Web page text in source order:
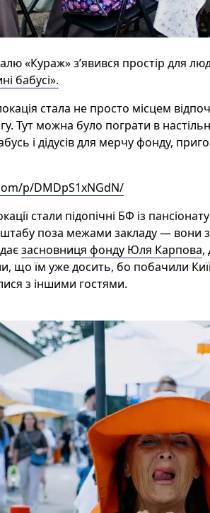
«Кураж» з’явився простір для
бабусі».
стала не просто місцем
Тут можна було пограти в
і дідусів для мерчу фонду,
p/DMDpS1xNGdN/
стали підопічні БФ із
поза межами закладу — вони
засновниця фонду Юля Карпова,
що їм уже досить, бо побачили
з іншими гостями.